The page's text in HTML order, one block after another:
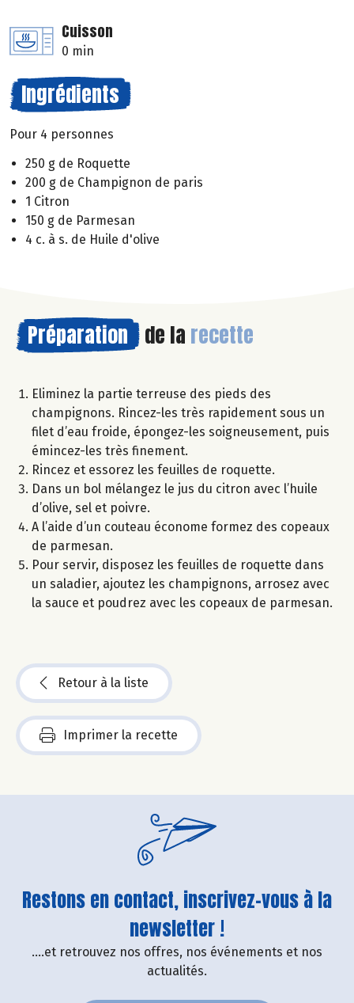
Cuisson
0 min
Ingrédients
Pour 4 personnes
250 g de Roquette
200 g de Champignon de paris
1 Citron
150 g de Parmesan
4 c. à s. de Huile d'olive
Préparation de la recette
Eliminez la partie terreuse des pieds des
champignons. Rincez-les très rapidement sous un
filet d’eau froide, épongez-les soigneusement, puis
émincez-les très finement.
Rincez et essorez les feuilles de roquette.
Dans un bol mélangez le jus du citron avec l’huile
d’olive, sel et poivre.
A l’aide d’un couteau économe formez des copeaux
de parmesan.
Pour servir, disposez les feuilles de roquette dans
un saladier, ajoutez les champignons, arrosez avec
la sauce et poudrez avec les copeaux de parmesan.
Retour à la liste
Imprimer la recette
Restons en contact, inscrivez-vous à la
newsletter !
....et retrouvez nos offres, nos événements et nos
actualités.